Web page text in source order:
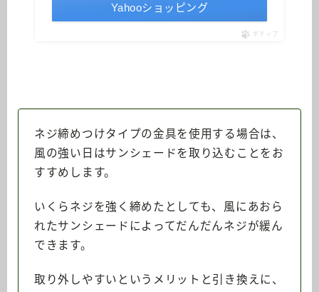
Yahooショッピング
ポチップ
ネジ締めつけタイプの金具を使用する場合は、
風の強い日はサンシェードを取り込むことをお
すすめします。
いくらネジを強く締めたとしても、風にあおら
れたサンシェードによってだんだんネジが緩ん
できます。
取り外しやすいというメリットと引き換えに、